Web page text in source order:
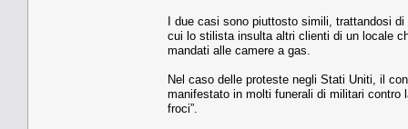
I due casi sono piuttosto simili, trattandosi
cui lo stilista insulta altri clienti di un locale
mandati alle camere a gas.
Nel caso delle proteste negli Stati Uniti, il
manifestato in molti funerali di militari contro
froci”.